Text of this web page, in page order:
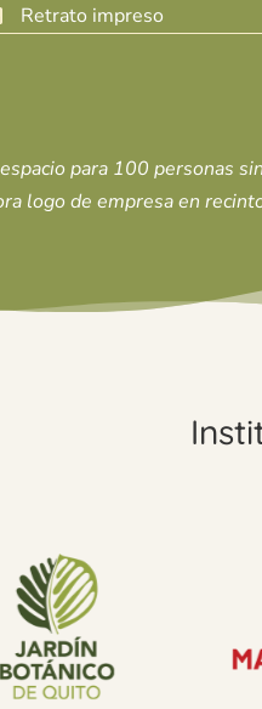
Retrato impreso
para 100 personas
logo de empresa en